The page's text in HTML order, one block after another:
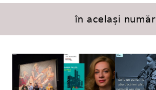
în același număr